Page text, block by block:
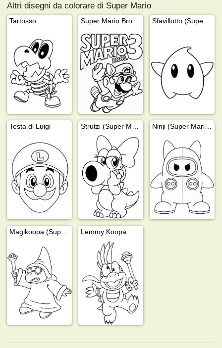
Altri disegni da colorare di Super Mario
Tartosso
Testa di Luigi
Lemmy Koopa